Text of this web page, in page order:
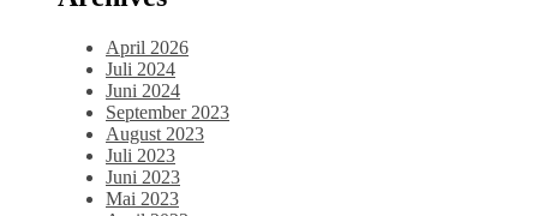
April 2026
Juli 2024
Juni 2024
September 2023
August 2023
Juli 2023
Juni 2023
Mai 2023